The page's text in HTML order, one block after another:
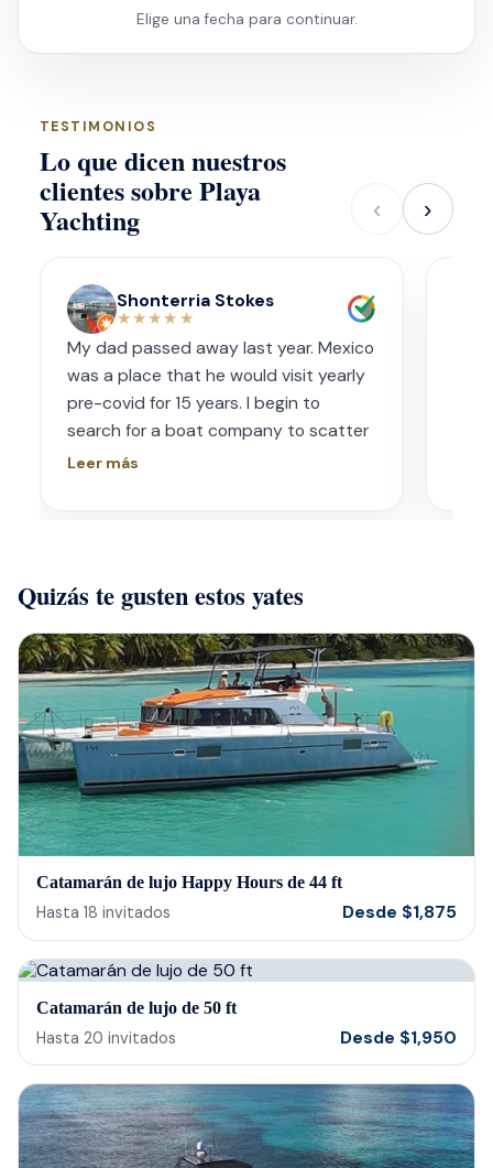
Elige una fecha para continuar.
TESTIMONIOS
Lo que dicen nuestros
clientes sobre Playa
Yachting ‹ ›
Shonterria Stokes
★★★★★
My dad passed away last year. Mexico
was a place that he would visit yearly
pre-covid for 15 years. I begin to
search for a boat company to scatter
his ashes in his favorite place one year
they were sensitive to the occasion. If
memorialize a love one. Look no further.
Leer más
Quizás te gusten estos yates
Catamarán de lujo Happy Hours de 44 ft
Hasta 18 invitados Desde $1,875
Catamarán de lujo de 50 ft
Hasta 20 invitados Desde $1,950